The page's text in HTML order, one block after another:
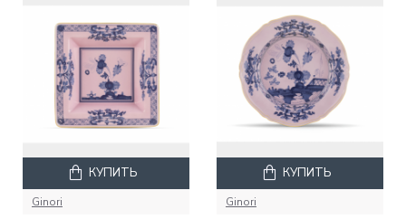
Ginori
КУПИТЬ
Ginori
КУПИТЬ